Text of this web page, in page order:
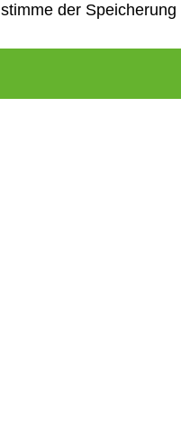
der